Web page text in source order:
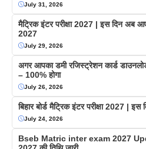
July 31, 2026
मैट्रिक इंटर परीक्षा 2027 | इस दिन अब
2027
July 29, 2026
अगर आपका डमी रजिस्ट्रेशन कार्ड
– 100% होगा
July 26, 2026
बिहार बोर्ड मैट्रिक इंटर परीक्षा 2027 | इस
July 24, 2026
Bseb Matric inter exam 2027